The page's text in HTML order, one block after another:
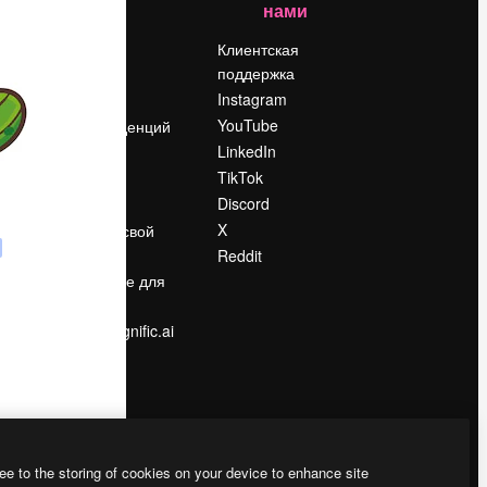
Поиск тенденций
Продайте свой
Помещение для
Ищете magnific.ai
нами
Клиентская
поддержка
Instagram
YouTube
LinkedIn
TikTok
Discord
X
Reddit
to the storing of cookies on your device to enhance site